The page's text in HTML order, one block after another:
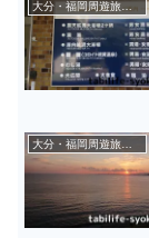
大分・福岡周遊旅（2021年11月）
大分・福岡周遊旅（2021年11月）